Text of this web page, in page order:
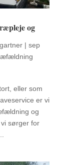
og
| sep
eller som
er vi
og
sørger for